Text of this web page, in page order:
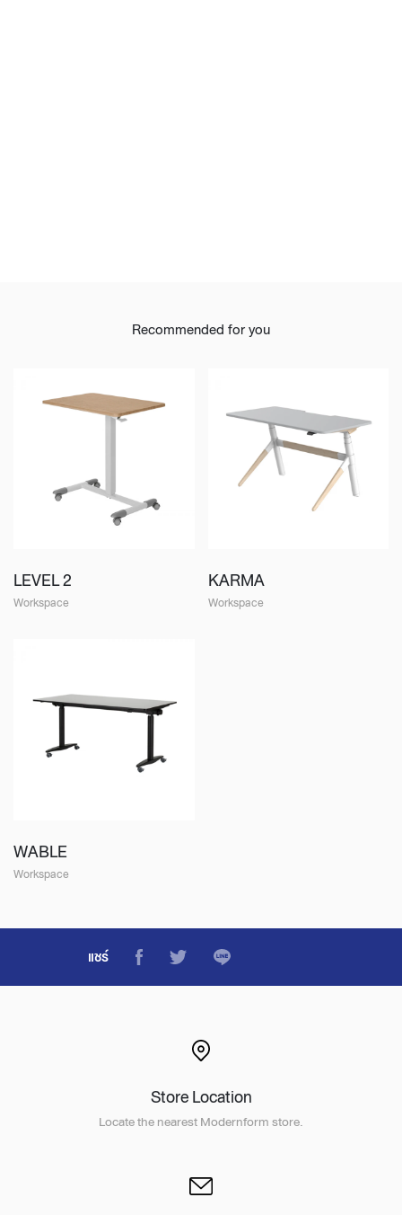
Recommended for you
LEVEL 2
Workspace
KARMA
Workspace
WABLE
Workspace
แชร์
Store Location
Locate the nearest Modernform store.